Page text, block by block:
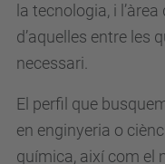
la tecnologia, i
d’aquelles entre les
necessari.
El perfil que
en enginyeria o
química, així com el